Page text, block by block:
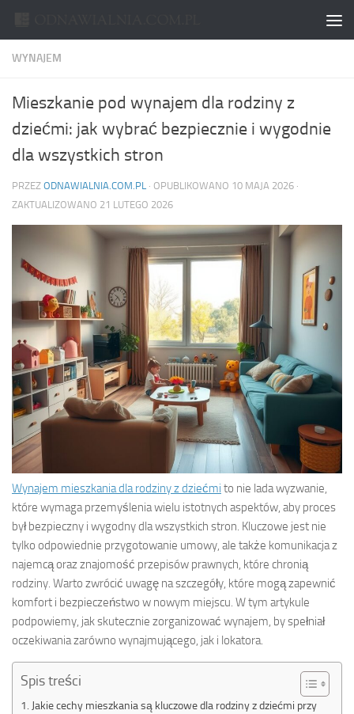
WYNAJEM
Mieszkanie pod wynajem dla rodziny z
dziećmi: jak wybrać bezpiecznie i wygodnie
dla wszystkich stron
PRZEZ ODNAWIALNIA.COM.PL · OPUBLIKOWANO 10 MAJA 2026 ·
ZAKTUALIZOWANO 21 LUTEGO 2026
Wynajem mieszkania dla rodziny z dziećmi to nie lada wyzwanie,
które wymaga przemyślenia wielu istotnych aspektów, aby proces
był bezpieczny i wygodny dla wszystkich stron. Kluczowe jest nie
tylko odpowiednie przygotowanie umowy, ale także komunikacja z
najemcą oraz znajomość przepisów prawnych, które chronią
rodziny. Warto zwrócić uwagę na szczegóły, które mogą zapewnić
komfort i bezpieczeństwo w nowym miejscu. W tym artykule
podpowiemy, jak skutecznie zorganizować wynajem, by spełniał
oczekiwania zarówno wynajmującego, jak i lokatora.
Spis treści
Jakie cechy mieszkania są kluczowe dla rodziny z dziećmi przy